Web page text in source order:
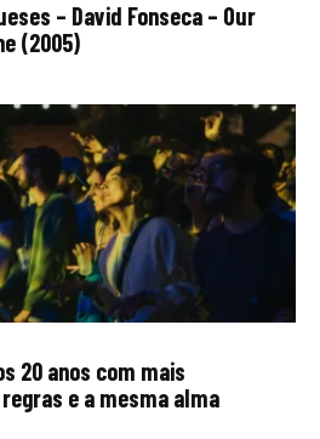
– David Fonseca – Our
(2005)
20 anos com mais
e a mesma alma